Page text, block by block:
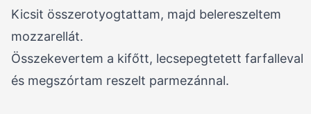
Kicsit összerotyogtattam, majd belereszeltem
mozzarellát.
Összekevertem a kifőtt, lecsepegtetett farfalleval
és megszórtam reszelt parmezánnal.